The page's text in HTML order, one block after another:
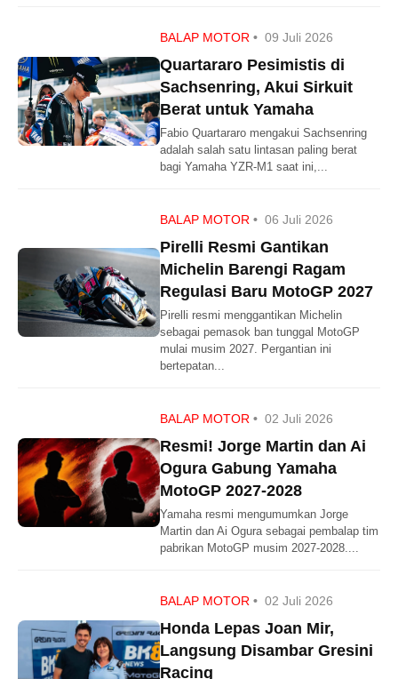
BALAP MOTOR • 09 Juli 2026
Quartararo Pesimistis di
Sachsenring, Akui Sirkuit
Berat untuk Yamaha
Fabio Quartararo mengakui Sachsenring
adalah salah satu lintasan paling berat
bagi Yamaha YZR-M1 saat ini,...
BALAP MOTOR • 06 Juli 2026
Pirelli Resmi Gantikan
Michelin Barengi Ragam
Regulasi Baru MotoGP 2027
Pirelli resmi menggantikan Michelin
sebagai pemasok ban tunggal MotoGP
mulai musim 2027. Pergantian ini
bertepatan...
BALAP MOTOR • 02 Juli 2026
Resmi! Jorge Martin dan Ai
Ogura Gabung Yamaha
MotoGP 2027-2028
Yamaha resmi mengumumkan Jorge
Martin dan Ai Ogura sebagai pembalap tim
pabrikan MotoGP musim 2027-2028....
BALAP MOTOR • 02 Juli 2026
Honda Lepas Joan Mir,
Langsung Disambar Gresini
Racing